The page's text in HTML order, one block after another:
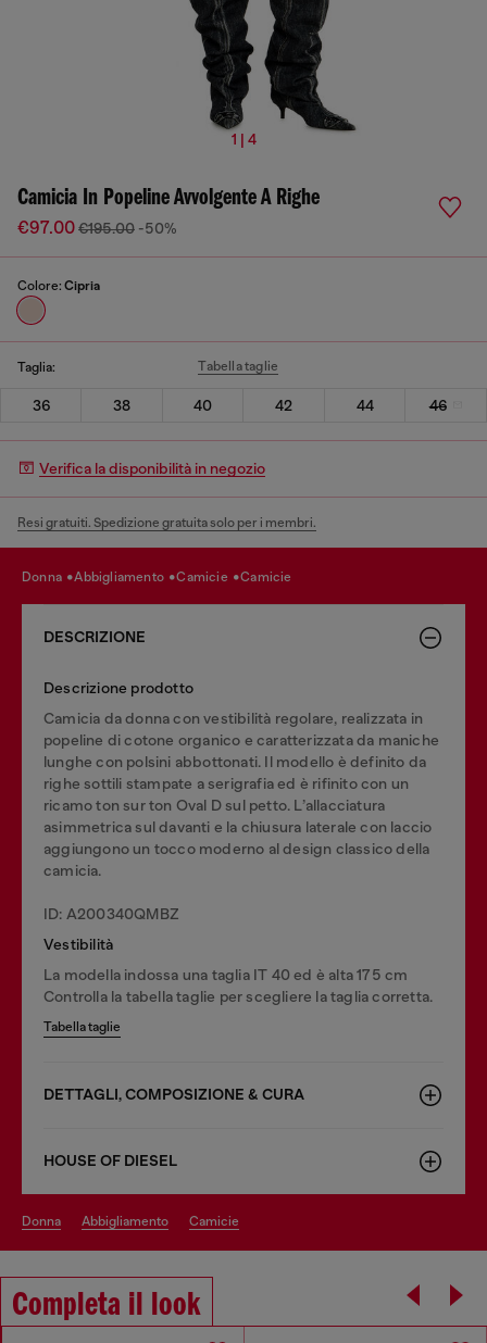
1 | 4
Camicia In Popeline Avvolgente A Righe
€97.00€195.00 -50%
Colore: Cipria
Taglia: Tabella taglie
36 38 40 42 44 46
Verifica la disponibilità in negozio
Resi gratuiti. Spedizione gratuita solo per i membri.
donna abbigliamento camicie camicie
DESCRIZIONE
Descrizione prodotto
Camicia da donna con vestibilità regolare, realizzata in
popeline di cotone organico e caratterizzata da maniche
lunghe con polsini abbottonati. Il modello è definito da
righe sottili stampate a serigrafia ed è rifinito con un
ricamo ton sur ton Oval D sul petto. L’allacciatura
asimmetrica sul davanti e la chiusura laterale con laccio
aggiungono un tocco moderno al design classico della
camicia.
ID: A200340QMBZ
Vestibilità
La modella indossa una taglia IT 40 ed è alta 175 cm
Controlla la tabella taglie per scegliere la taglia corretta.
Tabella taglie
DETTAGLI, COMPOSIZIONE & CURA
HOUSE OF DIESEL
donna abbigliamento camicie
Completa il look